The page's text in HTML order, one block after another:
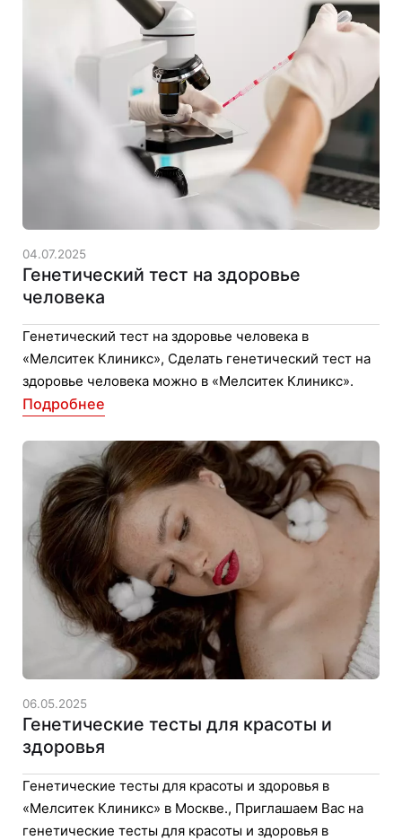
04.07.2025
Генетический тест на здоровье
человека
Генетический тест на здоровье человека в
«Мелситек Клиникс», Сделать генетический тест на
здоровье человека можно в «Мелситек Клиникс».
Подробнее
06.05.2025
Генетические тесты для красоты и
здоровья
Генетические тесты для красоты и здоровья в
«Мелситек Клиникс» в Москве., Приглашаем Вас на
генетические тесты для красоты и здоровья в